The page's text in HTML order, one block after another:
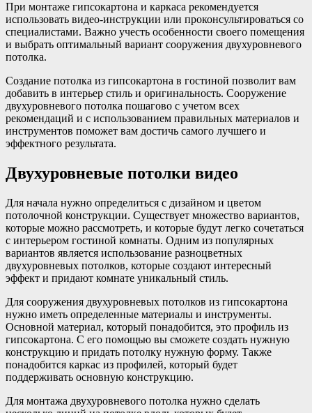
При монтаже гипсокартона и каркаса рекомендуется
использовать видео-инструкции или проконсультироваться со
специалистами. Важно учесть особенности своего помещения
и выбрать оптимальный вариант сооружения двухуровневого
потолка.
Создание потолка из гипсокартона в гостиной позволит вам
добавить в интерьер стиль и оригинальность. Сооружение
двухуровневого потолка пошагово с учетом всех
рекомендаций и с использованием правильных материалов и
инструментов поможет вам достичь самого лучшего и
эффектного результата.
Двухуровневые потолки видео
Для начала нужно определиться с дизайном и цветом
потолочной конструкции. Существует множество вариантов,
которые можно рассмотреть, и которые будут легко сочетаться
с интерьером гостиной комнаты. Одним из популярных
вариантов является использование разноцветных
двухуровневых потолков, которые создают интересный
эффект и придают комнате уникальный стиль.
Для сооружения двухуровневых потолков из гипсокартона
нужно иметь определенные материалы и инструменты.
Основной материал, который понадобится, это профиль из
гипсокартона. С его помощью вы сможете создать нужную
конструкцию и придать потолку нужную форму. Также
понадобится каркас из профилей, который будет
поддерживать основную конструкцию.
Для монтажа двухуровневого потолка нужно сделать